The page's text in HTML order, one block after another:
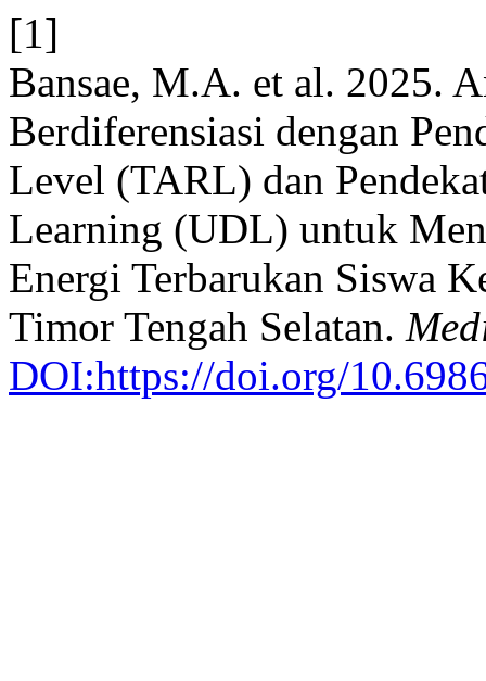
[1]
Bansae, M.A. et al. 2025.
Berdiferensiasi dengan
Level (TARL) dan
Learning (UDL) untuk
Energi Terbarukan Siswa
Timor Tengah Selatan.
DOI:https://doi.org/